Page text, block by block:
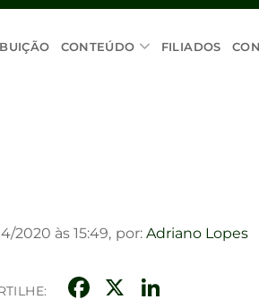
CONTEÚDO FILIADOS
2020 às 15:49, por: Adriano Lopes
Facebook
X